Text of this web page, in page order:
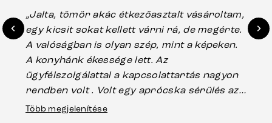
„Jalta, tömör akác étkezőasztalt vásároltam,
egy kicsit sokat kellett várni rá, de megérte.
A valóságban is olyan szép, mint a képeken.
A konyhánk ékessége lett. Az
ügyfélszolgálattal a kapcsolattartás nagyon
rendben volt . Volt egy aprócska sérülés az
asztal talpánál, ami szállításkor
Több megjelenítése